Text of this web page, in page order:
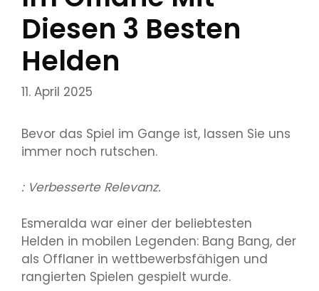
Diesen 3 Besten
Helden
11. April 2025
Bevor das Spiel im Gange ist, lassen Sie uns
immer noch rutschen.
: Verbesserte Relevanz.
Esmeralda war einer der beliebtesten
Helden in mobilen Legenden: Bang Bang, der
als Offlaner in wettbewerbsfähigen und
rangierten Spielen gespielt wurde.